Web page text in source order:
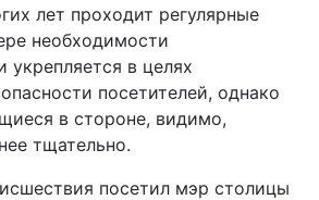
лет проходит регулярные
необходимости
укрепляется в целях
посетителей, однако
в стороне, видимо,
тщательно.
посетил мэр столицы